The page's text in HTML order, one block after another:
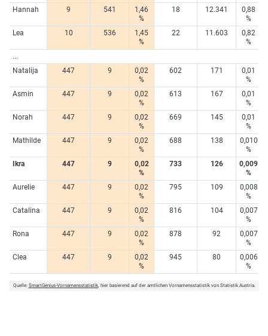
Hannah
9 541
1,46
%
18 12.341
0,88
%
Lea
10 536
1,45
%
22 11.603
0,82
%
...
Natalija
447 9
0,02
%
602 171
0,01
%
Asmin
447 9
0,02
%
613 167
0,01
%
Norah
447 9
0,02
%
669 145
0,01
%
Mathilde
447 9
0,02
%
688 138
0,010
%
Ikra
447 9
0,02
%
733 126
0,009
%
Aurelie
447 9
0,02
%
795 109
0,008
%
Catalina
447 9
0,02
%
816 104
0,007
%
Rona
447 9
0,02
%
878 92
0,007
%
Clea
447 9
0,02
%
945 80
0,006
%
Quelle: SmartGenius-Vornamensstatistik, hier basierend auf der amtlichen Vornamensstatistik von Statistik Austria.